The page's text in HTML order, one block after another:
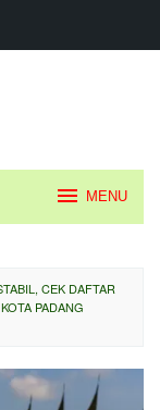
MENU
CEK DAFTAR
PADANG